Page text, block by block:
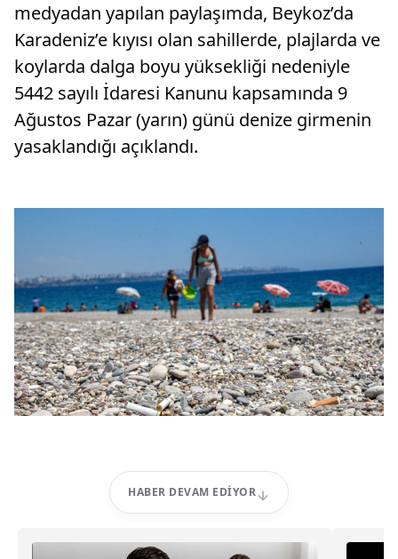
medyadan yapılan paylaşımda, Beykoz’da
Karadeniz’e kıyısı olan sahillerde, plajlarda ve
koylarda dalga boyu yüksekliği nedeniyle
5442 sayılı İdaresi Kanunu kapsamında 9
Ağustos Pazar (yarın) günü denize girmenin
yasaklandığı açıklandı.
HABER DEVAM EDIYOR